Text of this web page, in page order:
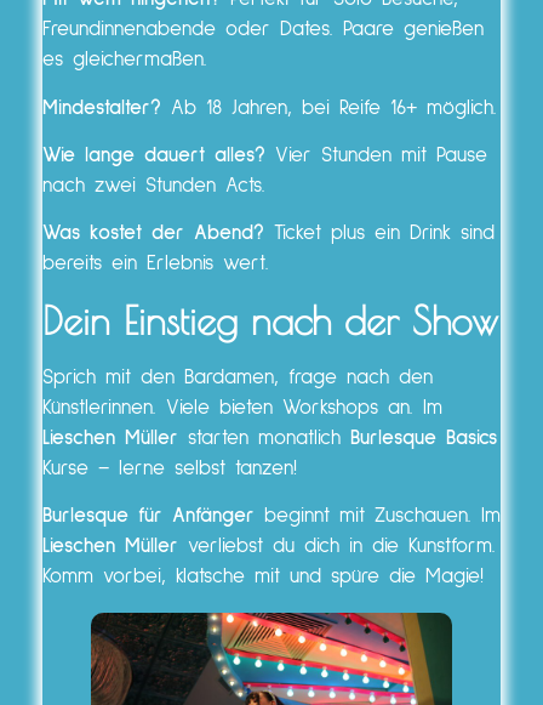
Freundinnenabende oder Dates. Paare genießen
es gleichermaßen.
Mindestalter? Ab 18 Jahren, bei Reife 16+ möglich.
Wie lange dauert alles? Vier Stunden mit Pause
nach zwei Stunden Acts.
Was kostet der Abend? Ticket plus ein Drink sind
bereits ein Erlebnis wert.
Dein Einstieg nach der Show
Sprich mit den Bardamen, frage nach den
Künstlerinnen. Viele bieten Workshops an. Im
Lieschen Müller starten monatlich Burlesque Basics
Kurse – lerne selbst tanzen!
Burlesque für Anfänger beginnt mit Zuschauen. Im
Lieschen Müller verliebst du dich in die Kunstform.
Komm vorbei, klatsche mit und spüre die Magie!